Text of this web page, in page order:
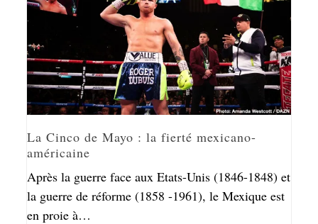
La Cinco de Mayo : la fierté mexicano-
américaine
Après la guerre face aux Etats-Unis (1846-1848) et
la guerre de réforme (1858 -1961), le Mexique est
en proie à…